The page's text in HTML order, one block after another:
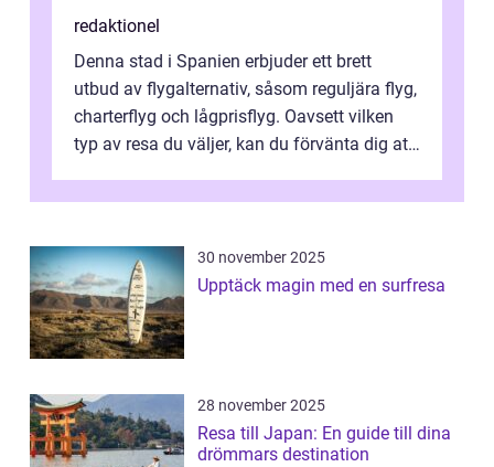
redaktionel
Denna stad i Spanien erbjuder ett brett
utbud av flygalternativ, såsom reguljära flyg,
charterflyg och lågprisflyg. Oavsett vilken
typ av resa du väljer, kan du förvänta dig att
30 november 2025
Upptäck magin med en surfresa
28 november 2025
Resa till Japan: En guide till dina
drömmars destination